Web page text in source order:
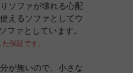
ソファが壊れる心配
えるソファとしてウ
ファとしています。
保証です。
が無いので、小さな